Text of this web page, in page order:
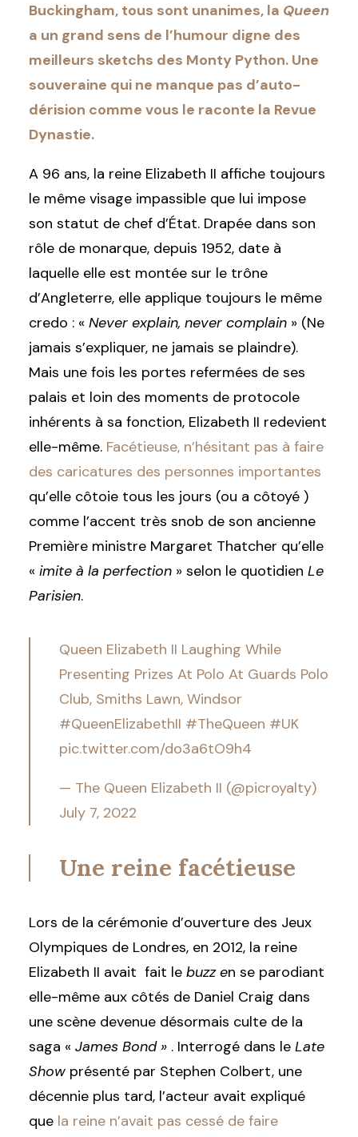
Buckingham, tous sont unanimes, la Queen
a un grand sens de l’humour digne des
meilleurs sketchs des Monty Python. Une
souveraine qui ne manque pas d’auto-
dérision comme vous le raconte la Revue
Dynastie.
A 96 ans, la reine Elizabeth II affiche toujours
le même visage impassible que lui impose
son statut de chef d’État. Drapée dans son
rôle de monarque, depuis 1952, date à
laquelle elle est montée sur le trône
d’Angleterre, elle applique toujours le même
credo : « Never explain, never complain » (Ne
jamais s’expliquer, ne jamais se plaindre).
Mais une fois les portes refermées de ses
palais et loin des moments de protocole
inhérents à sa fonction, Elizabeth II redevient
elle-même. Facétieuse, n’hésitant pas à faire
des caricatures des personnes importantes
qu’elle côtoie tous les jours (ou a côtoyé )
comme l’accent très snob de son ancienne
Première ministre Margaret Thatcher qu’elle
« imite à la perfection » selon le quotidien Le
Parisien.
Queen Elizabeth II Laughing While
Presenting Prizes At Polo At Guards Polo
Club, Smiths Lawn, Windsor
#QueenElizabethII #TheQueen #UK
pic.twitter.com/do3a6tO9h4
— The Queen Elizabeth II (@picroyalty)
July 7, 2022
Une reine facétieuse
Lors de la cérémonie d’ouverture des Jeux
Olympiques de Londres, en 2012, la reine
Elizabeth II avait fait le buzz en se parodiant
elle-même aux côtés de Daniel Craig dans
une scène devenue désormais culte de la
saga « James Bond » . Interrogé dans le Late
Show présenté par Stephen Colbert, une
décennie plus tard, l’acteur avait expliqué
que la reine n’avait pas cessé de faire